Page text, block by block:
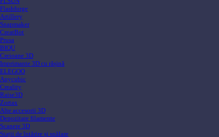
Flashforge
Artillery
Snapmaker
CreatBot
Prusa
BIQU
Creioane 3D
Imprimante 3D cu rășină
ELEGOO
Anycubic
Creality
Raise3D
Zortax
Alte accesorii 3D
Depozitare filamente
Scanere 3D
Stații de întărire și spălare